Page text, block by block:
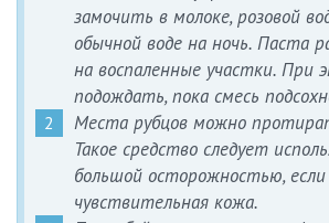
замочить в молоке, розовой
обычной воде на ночь. Паста
на воспаленные участки. При
подождать, пока смесь
Места рубцов можно
Такое средство следует
большой осторожностью, если
чувствительная кожа.